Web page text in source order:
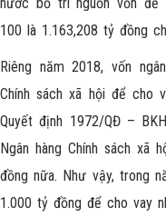
100 là 1.163,208 tỷ đồng
Riêng năm 2018, vốn
Chính sách xã hội để cho
Quyết định 1972/QĐ –
Ngân hàng Chính sách xã
đồng nữa. Như vậy, trong
1.000 tỷ đồng để cho vay